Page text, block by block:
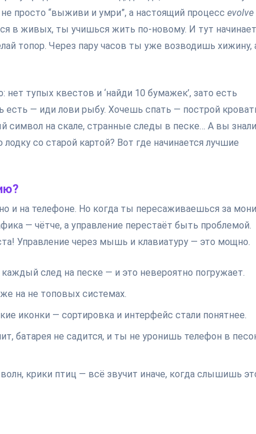
просто “выживи и умри”, а настоящий процесс evolve
в живых, ты учишься жить по-новому. И тут
топор. Через пару часов ты уже возводишь хижину,
тупых квестов и ‘найди 10 бумажек’, зато есть
есть — иди лови рыбу. Хочешь спать — построй
символ на скале, странные следы в песке… А вы
со старой картой? Вот где начинается лучшие
и на телефоне. Но когда ты пересаживаешься за
— чётче, а управление перестаёт быть проблемой.
Управление через мышь и клавиатуру — это мощно.
след на песке — и это невероятно погружает.
на не топовых системах.
иконки — сортировка и интерфейс стали понятнее.
батарея не садится, и ты не уронишь телефон в
крики птиц — всё звучит иначе, когда слышишь